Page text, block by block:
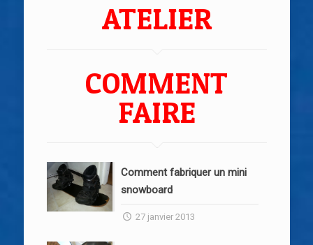
ATELIER
COMMENT
FAIRE
Comment fabriquer un mini
snowboard
27 janvier 2013